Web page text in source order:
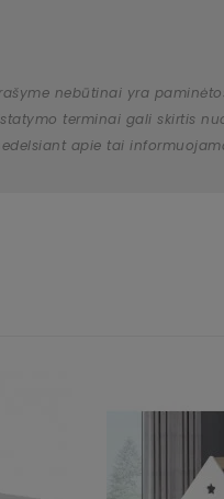
nebūtinai yra
terminai gali skirtis
apie tai